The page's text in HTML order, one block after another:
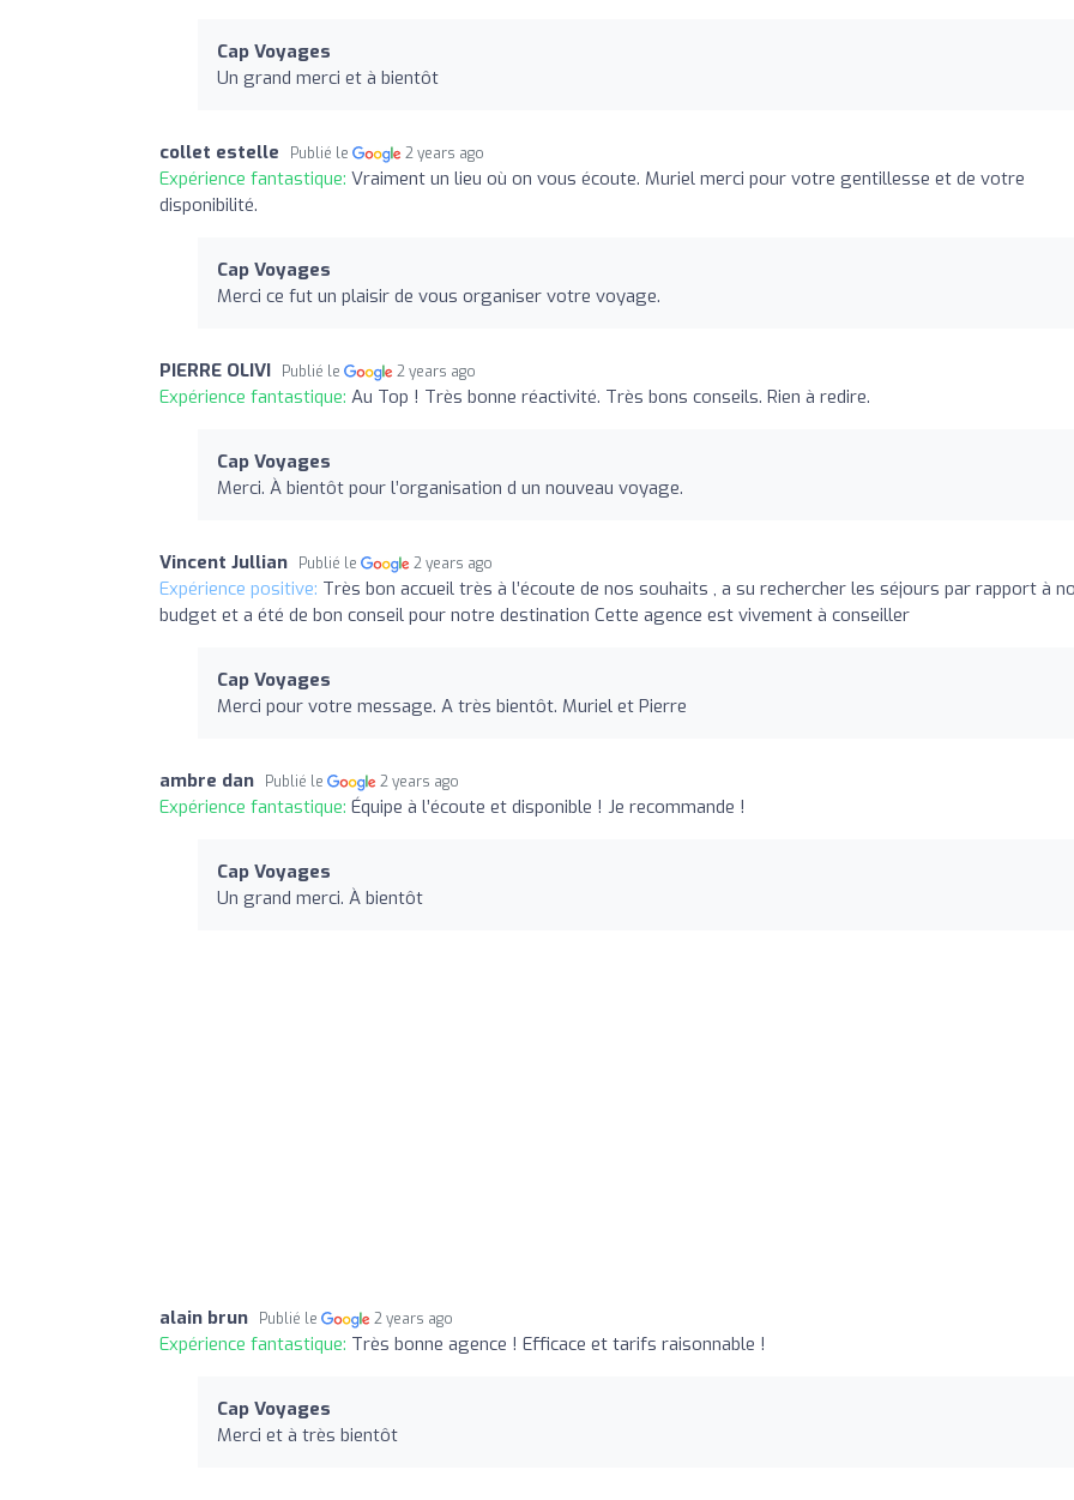
Cap Voyages
Un grand merci et à bientôt
collet estelle Publié le 2 years ago
Expérience fantastique: Vraiment un lieu où on vous écoute. Muriel merci pour votre gentillesse et de votre
disponibilité.
Cap Voyages
Merci ce fut un plaisir de vous organiser votre voyage.
PIERRE OLIVI Publié le 2 years ago
Expérience fantastique: Au Top ! Très bonne réactivité. Très bons conseils. Rien à redire.
Cap Voyages
Merci. À bientôt pour l’organisation d un nouveau voyage.
Vincent Jullian Publié le 2 years ago
Expérience positive: Très bon accueil très à l’écoute de nos souhaits , a su rechercher les séjours par rapport à
budget et a été de bon conseil pour notre destination Cette agence est vivement à conseiller
Cap Voyages
Merci pour votre message. A très bientôt. Muriel et Pierre
ambre dan Publié le 2 years ago
Expérience fantastique: Équipe à l’écoute et disponible ! Je recommande !
Cap Voyages
Un grand merci. À bientôt
alain brun Publié le 2 years ago
Expérience fantastique: Très bonne agence ! Efficace et tarifs raisonnable !
Cap Voyages
Merci et à très bientôt